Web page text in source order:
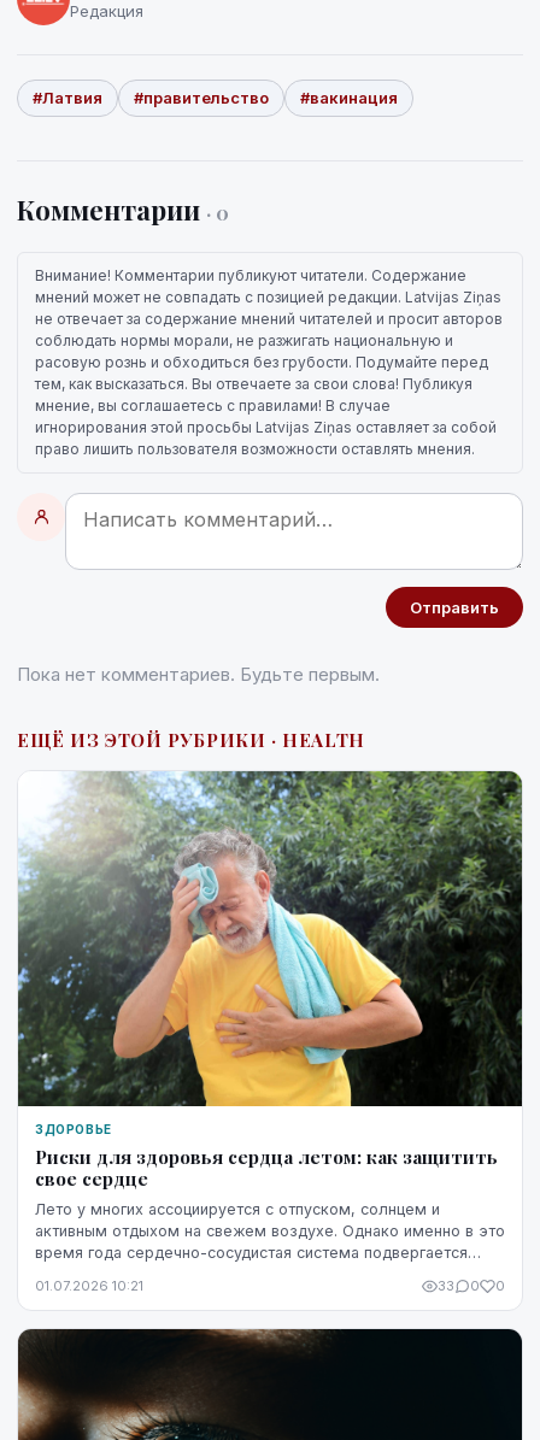
Редакция
#Латвия #правительство #вакинация
Комментарии · 0
Внимание! Комментарии публикуют читатели. Содержание
мнений может не совпадать с позицией редакции. Latvijas Ziņas
не отвечает за содержание мнений читателей и просит авторов
соблюдать нормы морали, не разжигать национальную и
расовую рознь и обходиться без грубости. Подумайте перед
тем, как высказаться. Вы отвечаете за свои слова! Публикуя
мнение, вы соглашаетесь с правилами! В случае
игнорирования этой просьбы Latvijas Ziņas оставляет за собой
право лишить пользователя возможности оставлять мнения.
Отправить
Пока нет комментариев. Будьте первым.
ЕЩЁ ИЗ ЭТОЙ РУБРИКИ · HEALTH
ЗДОРОВЬЕ
Риски для здоровья сердца летом: как защитить
свое сердце
Лето у многих ассоциируется с отпуском, солнцем и
активным отдыхом на свежем воздухе. Однако именно в это
время года сердечно-сосудистая система подвергается
01.07.2026 10:21 33 0 0